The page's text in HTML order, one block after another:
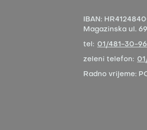
IBAN:
Magazinska ul.
tel: 01/481-30-96
zeleni telefon:
Radno vrijeme: